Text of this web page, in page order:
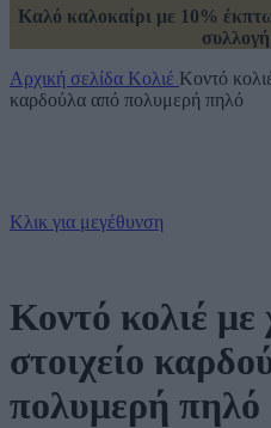
Καλό καλοκαίρι με 10%
Αρχική σελίδα Κολιέ Κοντό
καρδούλα από πολυμερή πηλό
Κλικ για μεγέθυνση
Κοντό κολιέ με
στοιχείο
πολυμερή πηλό